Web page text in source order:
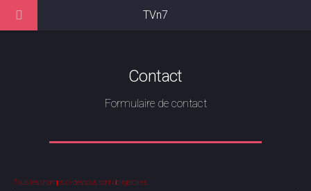
Contact
Formulaire de contact
Tous les champs ci-dessous sont obligatoires.
TVn7